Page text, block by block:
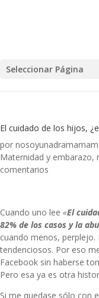
Seleccionar Página
El cuidado de los hijos,
por
Maternidad y embarazo,
comentarios
Cuando uno lee «El
82% de los casos y la
cuando menos,
tendenciosos. Por eso
Facebook sin haberse
Pero esa ya es otra
Si me quedase sólo con